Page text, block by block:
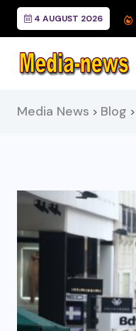
4 AUGUST 2026
Media News > Blog >